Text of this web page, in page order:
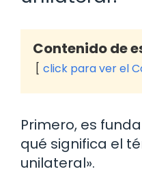
Contenido de
click para ver el
Primero, es
qué significa el
unilateral».